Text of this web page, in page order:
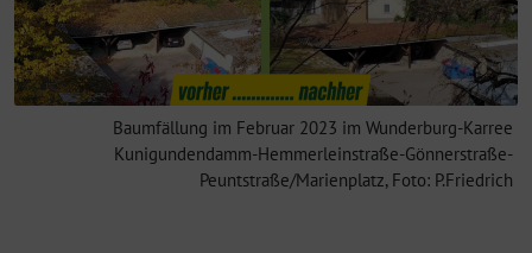
Baumfällung im Februar 2023 im Wunderburg-Karree
Kunigundendamm-Hemmerleinstraße-Gönnerstraße-
Peuntstraße/Marienplatz, Foto: P.Friedrich